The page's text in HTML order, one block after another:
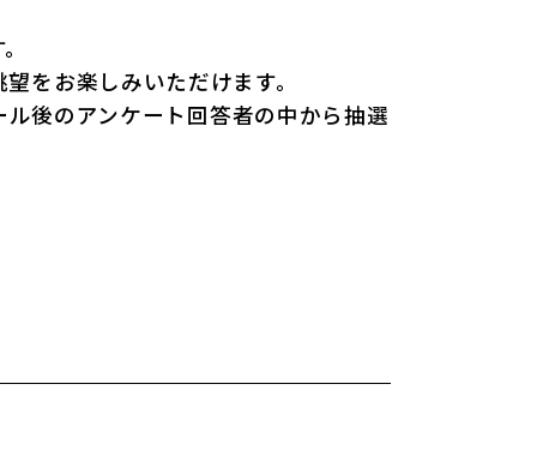
をお楽しみいただけます。
後のアンケート回答者の中から抽選